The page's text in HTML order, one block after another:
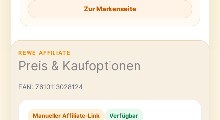
Zur Markenseite
REWE AFFILIATE
Preis & Kaufoptionen
EAN: 7610113028124
Manueller Affiliate-Link Verfügbar